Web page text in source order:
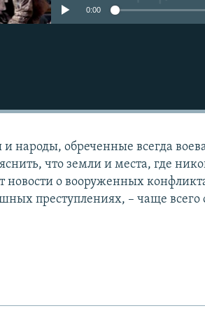
0:00
народы, обреченные всегда
что земли и места, где
новости о вооруженных
преступлениях, – чаще всего